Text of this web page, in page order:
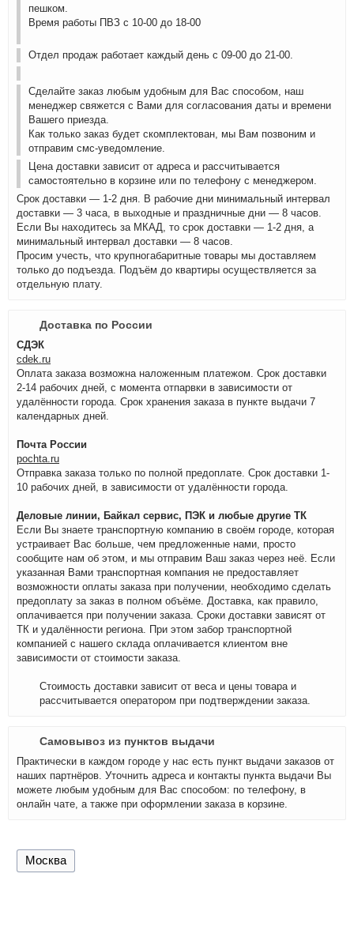
пешком.
Время работы ПВЗ с 10-00 до 18-00
Отдел продаж работает каждый день с 09-00 до 21-00.
Сделайте заказ любым удобным для Вас способом, наш
менеджер свяжется с Вами для согласования даты и времени
Вашего приезда.
Как только заказ будет скомплектован, мы Вам позвоним и
отправим смс-уведомление.
Цена доставки зависит от адреса и рассчитывается
самостоятельно в корзине или по телефону с менеджером.
Срок доставки — 1-2 дня. В рабочие дни минимальный интервал
доставки — 3 часа, в выходные и праздничные дни — 8 часов.
Если Вы находитесь за МКАД, то срок доставки — 1-2 дня, а
минимальный интервал доставки — 8 часов.
Просим учесть, что крупногабаритные товары мы доставляем
только до подъезда. Подъём до квартиры осуществляется за
отдельную плату.
Доставка по России
СДЭК
cdek.ru
Оплата заказа возможна наложенным платежом. Срок доставки
2-14 рабочих дней, с момента отпарвки в зависимости от
удалённости города. Срок хранения заказа в пункте выдачи 7
календарных дней.
Почта России
pochta.ru
Отправка заказа только по полной предоплате. Срок доставки 1-
10 рабочих дней, в зависимости от удалённости города.
Деловые линии, Байкал сервис, ПЭК и любые другие ТК
Если Вы знаете транспортную компанию в своём городе, которая
устраивает Вас больше, чем предложенные нами, просто
сообщите нам об этом, и мы отправим Ваш заказ через неё. Если
указанная Вами транспортная компания не предоставляет
возможности оплаты заказа при получении, необходимо сделать
предоплату за заказ в полном объёме. Доставка, как правило,
оплачивается при получении заказа. Сроки доставки зависят от
ТК и удалённости региона. При этом забор транспортной
компанией с нашего склада оплачивается клиентом вне
зависимости от стоимости заказа.
Стоимость доставки зависит от веса и цены товара и
рассчитывается оператором при подтверждении заказа.
Самовывоз из пунктов выдачи
Практически в каждом городе у нас есть пункт выдачи заказов от
наших партнёров. Уточнить адреса и контакты пункта выдачи Вы
можете любым удобным для Вас способом: по телефону, в
онлайн чате, а также при оформлении заказа в корзине.
Москва